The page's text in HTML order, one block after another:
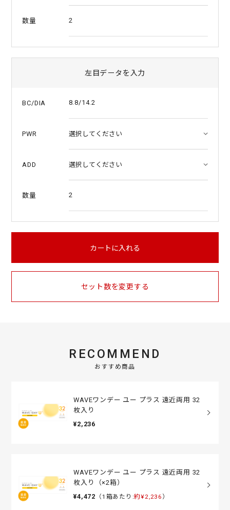
数量 2
左目データを入力
BC/DIA 8.8/14.2
PWR
ADD
数量 2
カートに入れる
セット数を変更する
RECOMMEND
おすすめ商品
WAVEワンデー ユー プラス 遠近両用 32
枚入り
¥2,236
WAVEワンデー ユー プラス 遠近両用 32
枚入り（×2箱）
¥4,472 （1箱あたり:約¥2,236 ）